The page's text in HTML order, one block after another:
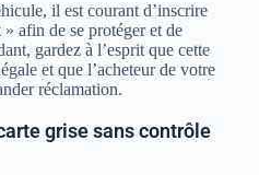
il est courant d’inscrire
afin de se protéger et de
gardez à l’esprit que cette
et que l’acheteur de votre
réclamation.
grise sans contrôle